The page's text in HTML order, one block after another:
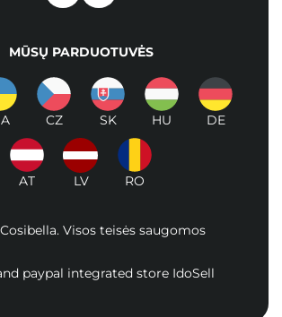
MŪSŲ PARDUOTUVĖS
CZ SK HU DE
AT LV RO
Visos teisės saugomos